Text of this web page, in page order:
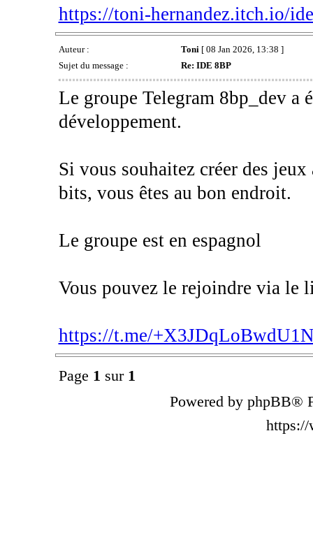
https://toni-hernandez.itch.io/
Auteur : Toni [ 08 Jan 2026, 13:38 ]
Sujet du message :
Re: IDE 8BP
Le groupe Telegram 8bp_dev a
développement.
Si vous souhaitez créer des
bits, vous êtes au bon endroit.
Le groupe est en espagnol
Vous pouvez le rejoindre via le
https://t.me/
Page 1 sur 1
Powered by phpBB®
https://